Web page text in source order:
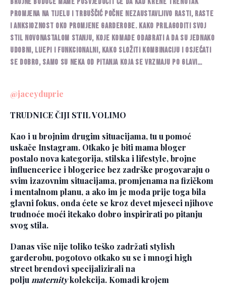
promjena na tijelu i trbuščić počne nezaustavljivo rasti, raste
i anksioznost oko promjene garderobe. Kako prilagoditi svoj
stil novonastalom stanju, koje komade odabrati a da su jednako
udobni, lijepi i funkcionalni, kako složiti kombinaciju i osjećati
se dobro, samo su neka od pitanja koja se vrzmaju po glavi…
@jaceyduprie
TRUDNICE ČIJI STIL VOLIMO
Kao i u brojnim drugim situacijama, tu u pomoć
uskače Instagram. Otkako je biti mama bloger
postalo nova kategorija, stilska i lifestyle, brojne
influencerice i blogerice bez zadrške progovaraju o
svim izazovnim situacijama, promjenama na fizičkom
i mentalnom planu, a ako im je moda prije toga bila
glavni fokus, onda ćete se kroz devet mjeseci njihove
trudnoće moći itekako dobro inspirirati po pitanju
svog stila.
Danas više nije toliko teško zadržati stylish
garderobu, pogotovo otkako su se i mnogi high
street brendovi specijalizirali na
polju maternitykolekcija. Komadi krojem